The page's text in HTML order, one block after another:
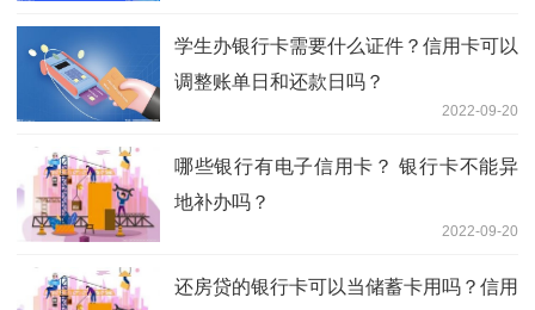
学生办银行卡需要什么证件？信用卡可以
调整账单日和还款日吗？
2022-09-20
哪些银行有电子信用卡？ 银行卡不能异
地补办吗？
2022-09-20
还房贷的银行卡可以当储蓄卡用吗？信用